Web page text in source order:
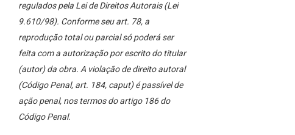
regulados pela Lei de Direitos Autorais (Lei
9.610/98). Conforme seu art. 78, a
reprodução total ou parcial só poderá ser
feita com a autorização por escrito do titular
(autor) da obra. A violação de direito autoral
(Código Penal, art. 184, caput) é passível de
ação penal, nos termos do artigo 186 do
Código Penal.